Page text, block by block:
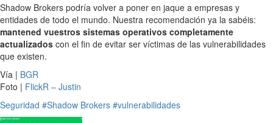
Shadow Brokers podría volver a poner en jaque a empresas y
entidades de todo el mundo. Nuestra recomendación ya la sabéis:
mantened vuestros sistemas operativos completamente
actualizados con el fin de evitar ser víctimas de las vulnerabilidades
que existen.
Vía | BGR
Foto | FlickR – Justin
Seguridad #Shadow Brokers #vulnerabilidades